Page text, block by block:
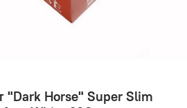
"Dark Horse" Super Slim